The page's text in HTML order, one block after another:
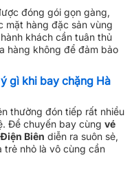
đóng gói gọn gàng,
mặt hàng đặc sản vùng
khách cần tuân thủ
hàng không để đảm bảo
gì khi bay chặng Hà
thường đón tiếp rất nhiều
Để chuyến bay cùng vé
Biên diễn ra suôn sẻ,
trẻ nhỏ là vô cùng cần